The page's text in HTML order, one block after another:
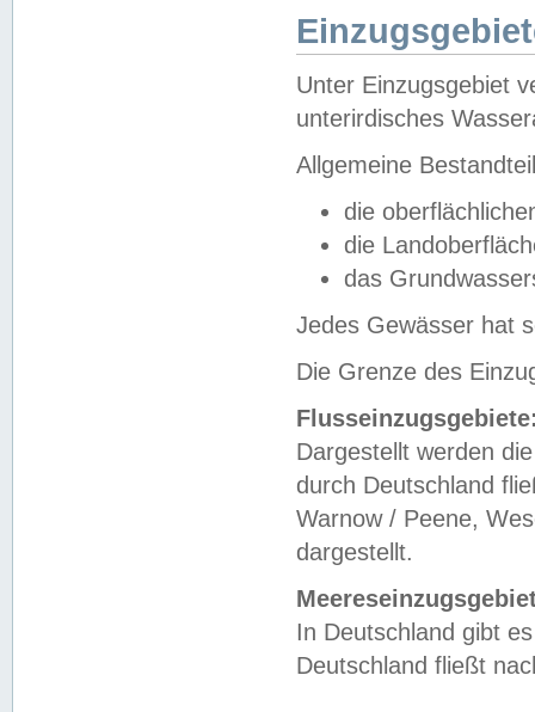
Unter Einzugsgebiet
unterirdisches
Allgemeine
die
die
das
Jedes Gewässer hat
Die Grenze des
Dargestellt werden
durch Deutschland
Warnow / Peene,
dargestellt.
In Deutschland gibt
Deutschland fließt